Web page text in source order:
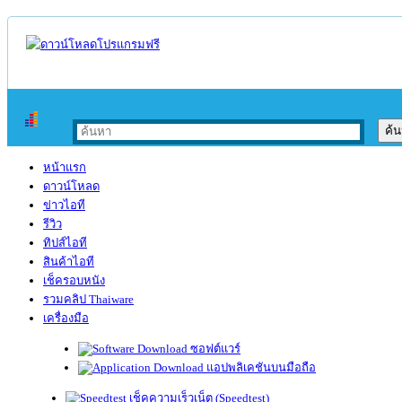
หน้าแรก
ดาวน์โหลด
ข่าวไอที
รีวิว
ทิปส์ไอที
สินค้าไอที
เช็ครอบหนัง
รวมคลิป Thaiware
เครื่องมือ
ซอฟต์แวร์
แอปพลิเคชันบนมือถือ
เช็คความเร็วเน็ต (Speedtest)